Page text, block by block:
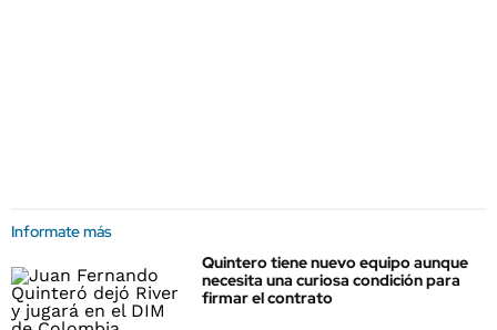
Informate más
Quintero tiene nuevo equipo aunque
necesita una curiosa condición para
firmar el contrato